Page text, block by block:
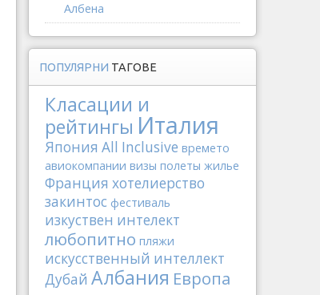
Албена
ПОПУЛЯРНИ ТАГОВЕ
Класации и
рейтингы Италия
Япония All Inclusive времето
авиокомпании визы полеты жилье
Франция хотелиерство
закинтос фестиваль
изкуствен интелект
любопитно пляжи
искусственный интеллект
Дубай Албания Европа